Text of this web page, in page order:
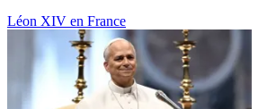
Léon XIV en France